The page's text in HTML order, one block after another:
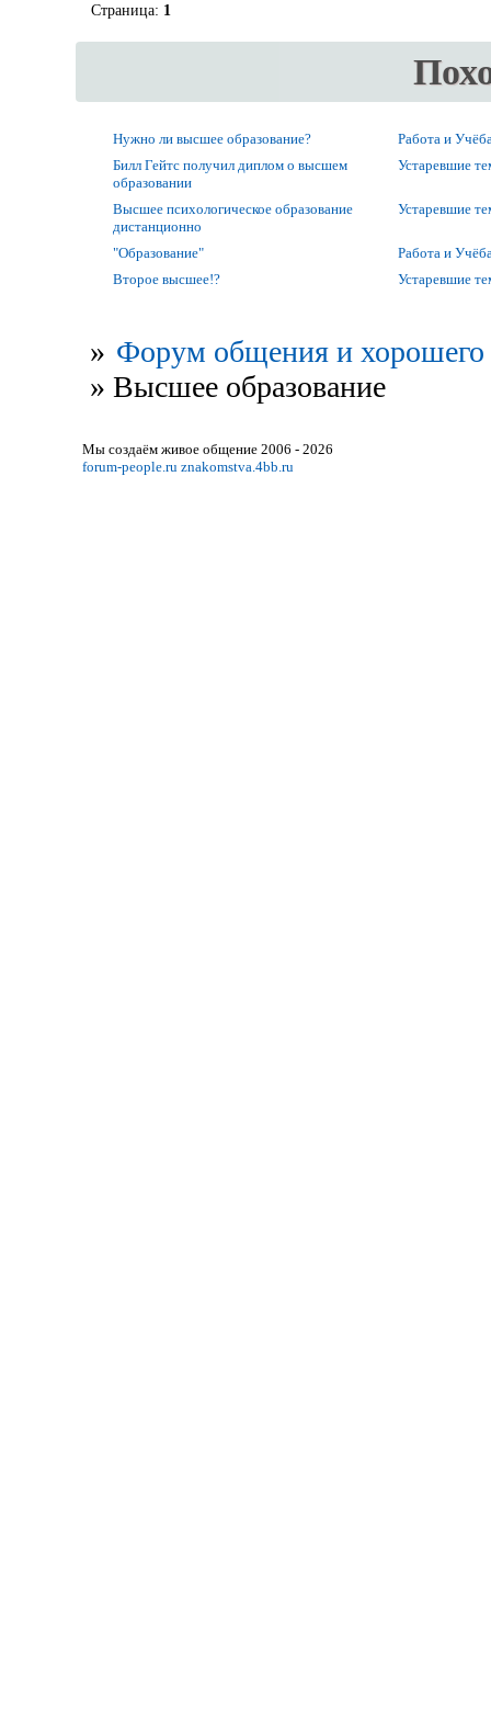
Страница: 1
Нужно ли высшее образование?
Работа и
Билл Гейтс получил диплом о высшем
образовании
Устаревшие
Высшее психологическое образование
дистанционно
Устаревшие
"Образование"
Работа и
Второе высшее!?
Устаревшие
» Форум общения и хорошего
» Высшее образование
Мы создаём живое общение 2006 - 2026
forum-people.ru znakomstva.4bb.ru